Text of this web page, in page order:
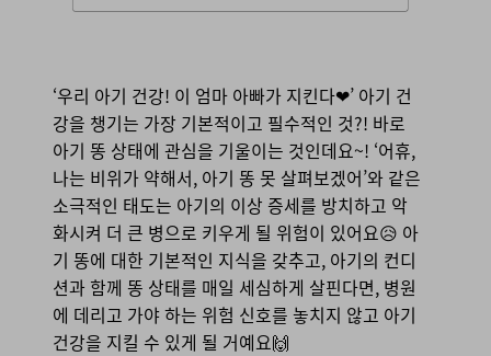
‘우리 아기 건강! 이 엄마 아빠가 지킨다❤’ 아기 건
강을 챙기는 가장 기본적이고 필수적인 것?! 바로
아기 똥 상태에 관심을 기울이는 것인데요~! ‘어휴,
나는 비위가 약해서, 아기 똥 못 살펴보겠어’와 같은
소극적인 태도는 아기의 이상 증세를 방치하고 악
화시켜 더 큰 병으로 키우게 될 위험이 있어요😥 아
기 똥에 대한 기본적인 지식을 갖추고, 아기의 컨디
션과 함께 똥 상태를 매일 세심하게 살핀다면, 병원
에 데리고 가야 하는 위험 신호를 놓치지 않고 아기
건강을 지킬 수 있게 될 거예요🙌